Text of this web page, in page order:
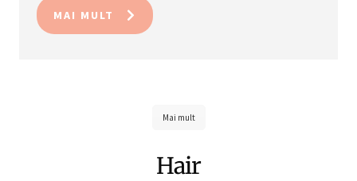
MAI MULT
Mai mult
Hair